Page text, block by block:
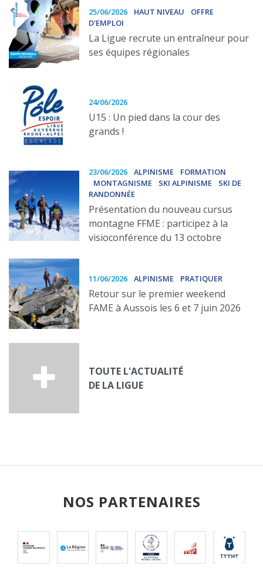
25/06/2026 HAUT NIVEAU
OFFRE
D'EMPLOI
La Ligue recrute un entraîneur pour
ses équipes régionales
24/06/2026
U15 : Un pied dans la cour des
grands !
23/06/2026 ALPINISME
FORMATION
MONTAGNISME
SKI ALPINISME
SKI DE
RANDONNÉE
Présentation du nouveau cursus
montagne FFME : participez à la
visioconférence du 13 octobre
11/06/2026 ALPINISME PRATIQUER
Retour sur le premier weekend
FAME à Aussois les 6 et 7 juin 2026
TOUTE L'ACTUALITÉ
DE LA LIGUE
NOS PARTENAIRES